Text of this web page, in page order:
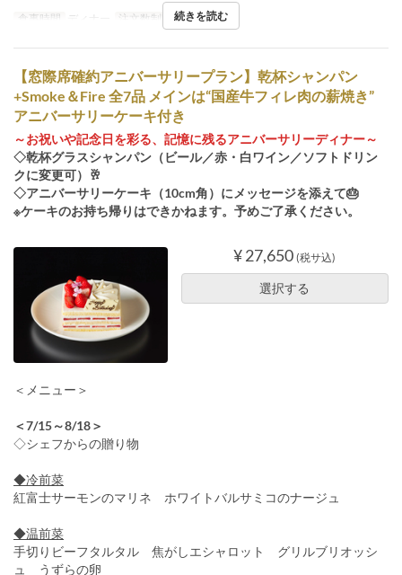
食事時間 ディナー 注文数制限 2 ~ 2
続きを読む
【窓際席確約アニバーサリープラン】乾杯シャンパン
+Smoke＆Fire 全7品 メインは“国産牛フィレ肉の薪焼き”
アニバーサリーケーキ付き
～お祝いや記念日を彩る、記憶に残るアニバーサリーディナー～
◇乾杯グラスシャンパン（ビール／赤・白ワイン／ソフトドリン
クに変更可）🥂
◇アニバーサリーケーキ（10cm角）にメッセージを添えて🎂
※ケーキのお持ち帰りはできかねます。予めご了承ください。
¥ 27,650 (税サ込)
選択する
＜メニュー＞
＜7/15～8/18＞
◇シェフからの贈り物
◆冷前菜
紅富士サーモンのマリネ ホワイトバルサミコのナージュ
◆温前菜
手切りビーフタルタル 焦がしエシャロット グリルブリオッシ
ュ うずらの卵